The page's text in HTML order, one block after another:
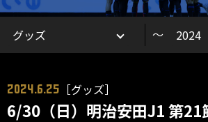
～
2024.6.25 ［グッズ］
6/30（日）明治安田J1 第21